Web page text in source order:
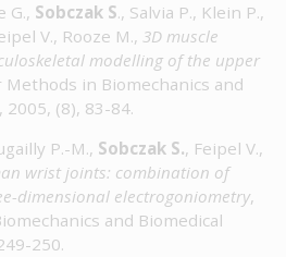
G., Sobczak S., Salvia P., Klein P.,
V., Rooze M., 3D muscle
modelling of the upper
Methods in Biomechanics and
(8), 83-84.
P.-M., Sobczak S., Feipel V.,
wrist joints: combination of
dimensional electrogoniometry,
and Biomedical
250.